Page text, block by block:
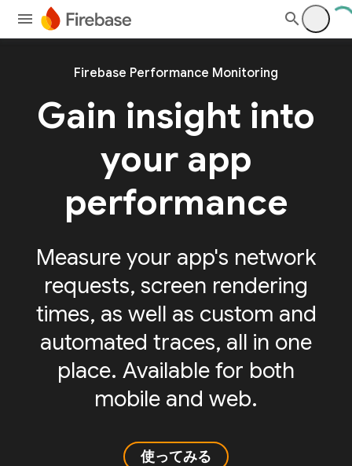
Firebase Performance Monitoring
Gain insight into
your app
performance
Measure your app's network
requests, screen rendering
times, as well as custom and
automated traces, all in one
place. Available for both
mobile and web.
使ってみる